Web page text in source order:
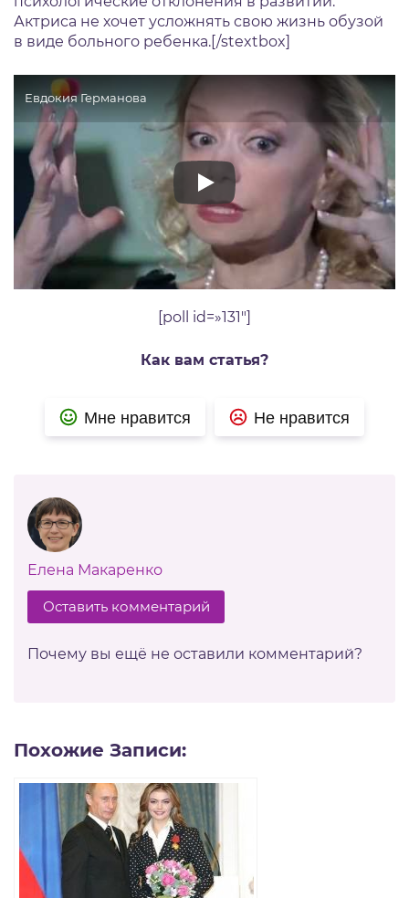
Актриса не хочет усложнять свою жизнь обузой
в виде больного ребенка.[/stextbox]
Евдокия Германова
[poll id=»131″]
Как вам статья?
Мне нравится Не нравится
Елена Макаренко
Оставить комментарий
Почему вы ещё не оставили комментарий?
Похожие Записи: